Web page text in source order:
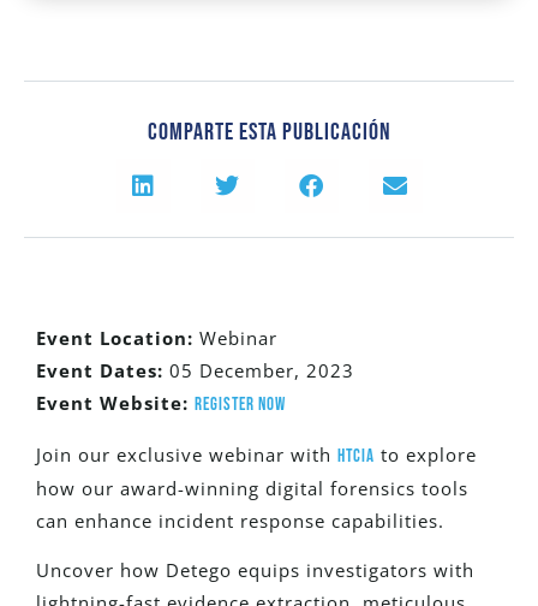
Comparte Esta Publicación
Event Location: Webinar
Event Dates: 05 December, 2023
Event Website: Register Now
Join our exclusive webinar with HTCIA to explore
how our award-winning digital forensics tools
can enhance incident response capabilities.
Uncover how Detego equips investigators with